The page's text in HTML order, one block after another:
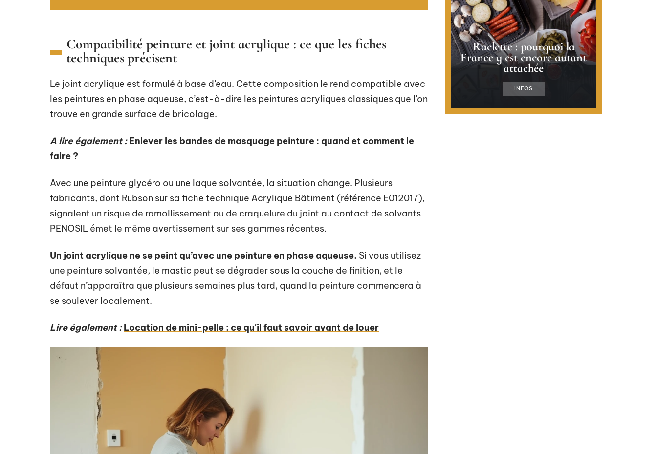
Compatibilité peinture et joint acrylique : ce que les fiches
techniques précisent
Le joint acrylique est formulé à base d’eau. Cette composition le rend compatible avec
les peintures en phase aqueuse, c’est-à-dire les peintures acryliques classiques que l’on
trouve en grande surface de bricolage.
A lire également : Enlever les bandes de masquage peinture : quand et comment le
faire ?
Avec une peinture glycéro ou une laque solvantée, la situation change. Plusieurs
fabricants, dont Rubson sur sa fiche technique Acrylique Bâtiment (référence E012017),
signalent un risque de ramollissement ou de craquelure du joint au contact de solvants.
PENOSIL émet le même avertissement sur ses gammes récentes.
Un joint acrylique ne se peint qu’avec une peinture en phase aqueuse. Si vous utilisez
une peinture solvantée, le mastic peut se dégrader sous la couche de finition, et le
défaut n’apparaîtra que plusieurs semaines plus tard, quand la peinture commencera à
se soulever localement.
Lire également : Location de mini-pelle : ce qu'il faut savoir avant de louer
Raclette : pourquoi la
France y est encore autant
attachée
INFOS